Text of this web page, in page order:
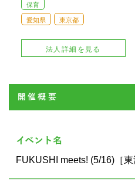
保育
愛知県 東京都
法人詳細を見る
開催概要
イベント名
FUKUSHI meets! (5/16)［